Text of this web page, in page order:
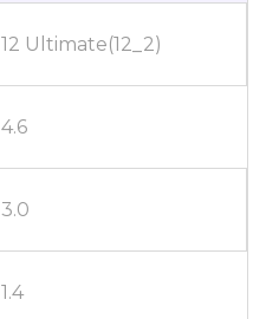
12 Ultimate(12_2)
4.6
3.0
1.4